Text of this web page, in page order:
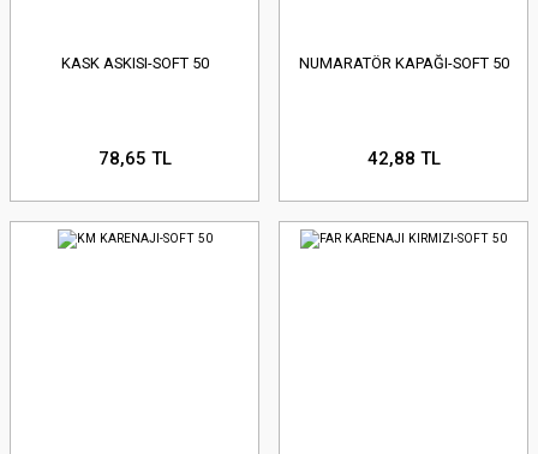
KASK ASKISI-SOFT 50
78,65 TL
NUMARATÖR KAPAĞI-SOFT 50
42,88 TL